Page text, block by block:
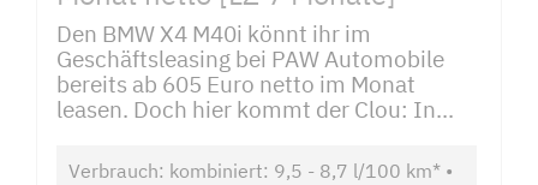
Den BMW X4 M40i könnt ihr im
Geschäftsleasing bei PAW Automobile
bereits ab 605 Euro netto im Monat
leasen. Doch hier kommt der Clou: In...
Verbrauch: kombiniert: 9,5 - 8,7 l/100 km* •